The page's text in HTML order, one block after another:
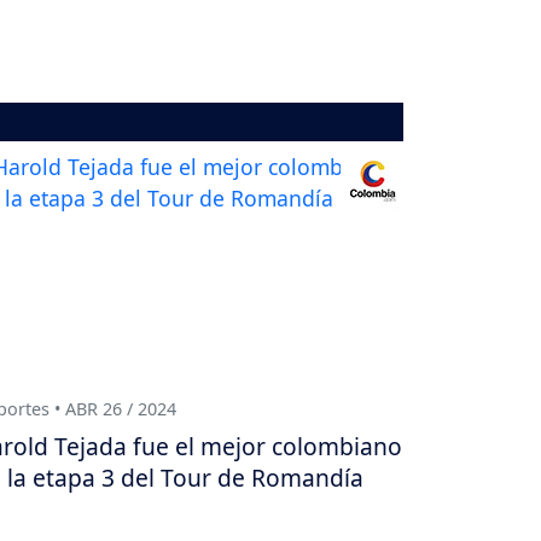
• ABR 26 / 2024
Tejada fue el mejor colombiano
la etapa 3 del Tour de Romandía